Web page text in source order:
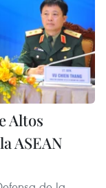
Altos
ASEAN